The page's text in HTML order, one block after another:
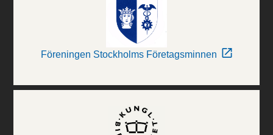
Föreningen Stockholms Företagsminnen